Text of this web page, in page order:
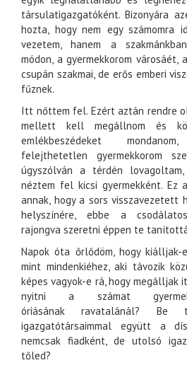
társulatigazgatóként. Bizonyára
hozta, hogy nem egy számomra
vezetem, hanem a
módon, a gyermekkorom városáét,
csupán szakmai, de erős emberi
fűznek.
Itt nőttem fel. Ezért aztán rendre
mellett kell megállnom és
emlékbeszédeket
felejthetetlen gyermekkorom
úgyszólván a térdén
néztem fel kicsi gyermekként.
annak, hogy a sors visszavezetett
helyszínére, ebbe a
rajongva szeretni éppen te
Napok óta őrlődöm, hogy
mint mindenkiéhez, aki távozik
képes vagyok-e rá, hogy megálljak
nyitni a számat
óriásának ravatalánál? Be
igazgatótársaimmal együtt a
nemcsak fiadként, de utolsó
tőled?